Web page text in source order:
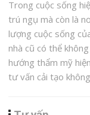
Trong cuộc sống
trú ngụ mà còn là
lượng cuộc sống
nhà cũ có thể
hướng thẩm mỹ
tư vấn cải tạo